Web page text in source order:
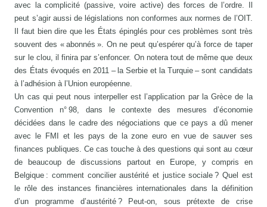
avec la complicité (passive, voire active) des forces de l’ordre. Il
peut s’agir aussi de législations non conformes aux normes de l’OIT.
Il faut bien dire que les États épinglés pour ces problèmes sont très
souvent des « abonnés ». On ne peut qu’espérer qu’à force de taper
sur le clou, il finira par s’enfoncer. On notera tout de même que deux
des États évoqués en 2011 – la Serbie et la Turquie – sont candidats
à l’adhésion à l’Union européenne.
Un cas qui peut nous interpeller est l’application par la Grèce de la
Convention n° 98, dans le contexte des mesures d’économie
décidées dans le cadre des négociations que ce pays a dû mener
avec le FMI et les pays de la zone euro en vue de sauver ses
finances publiques. Ce cas touche à des questions qui sont au cœur
de beaucoup de discussions partout en Europe, y compris en
Belgique : comment concilier austérité et justice sociale ? Quel est
le rôle des instances financières internationales dans la définition
d’un programme d’austérité ? Peut-on, sous prétexte de crise